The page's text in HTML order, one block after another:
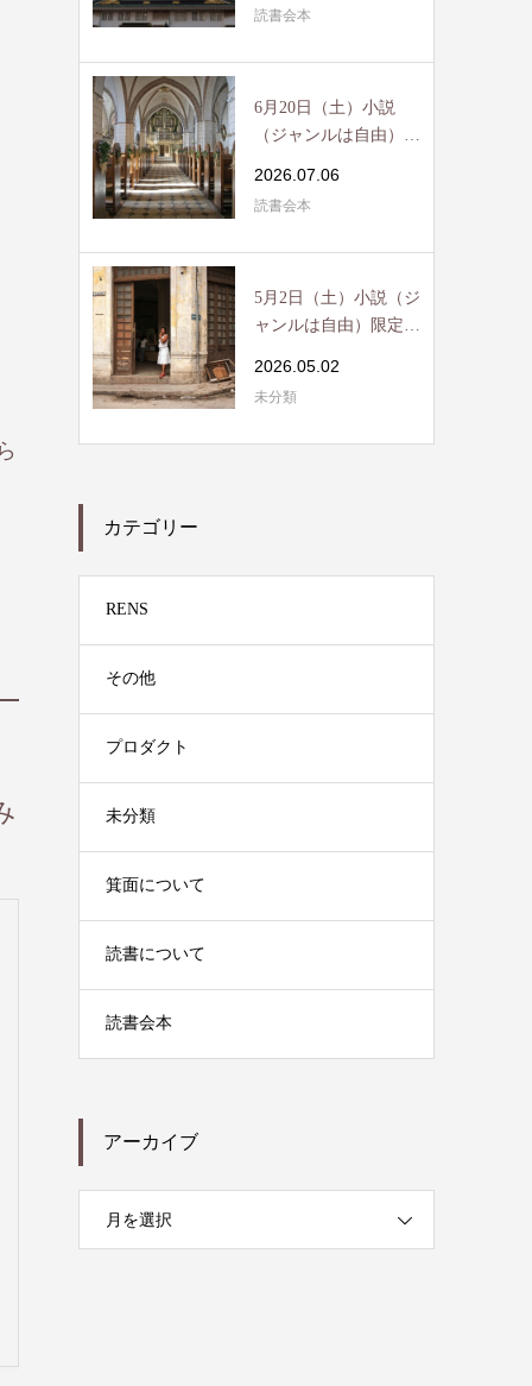
読書会本
6月20日（土）小説
（ジャンルは自由）限
2026.07.06
読書会本
5月2日（土）小説（ジ
ャンルは自由）限定読
2026.05.02
未分類
カテゴリー
RENS
その他
プロダクト
未分類
箕面について
読書について
読書会本
アーカイブ
月を選択